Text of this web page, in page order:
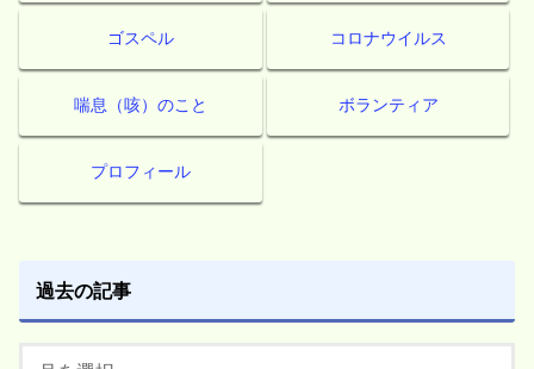
ゴスペル コロナウイルス
喘息（咳）のこと ボランティア
プロフィール
過去の記事